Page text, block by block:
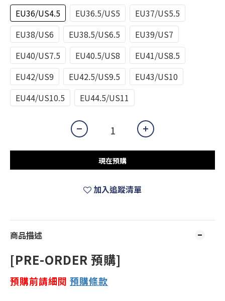
EU36/US4.5 EU36.5/US5
EU37/US5.5
EU38/US6
EU38.5/US6.5
EU39/US7
EU40/US7.5
EU40.5/US8
EU41/US8.5
EU42/US9
EU42.5/US9.5
EU43/US10
EU44/US10.5
EU44.5/US11
現在預購
加入追蹤清單
商品描述
[PRE-ORDER 預購]
預購前請細閱 預購條款